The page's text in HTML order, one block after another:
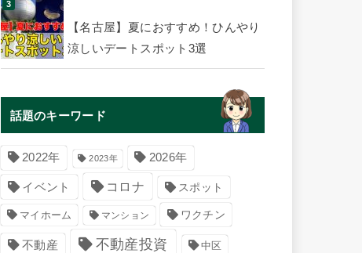
【名古屋】夏におすすめ！ひんやり
涼しいデートスポット3選
話題のキーワード
2022年 2023年 2026年
イベント コロナ スポット
マイホーム マンション ワクチン
不動産 不動産投資 中区